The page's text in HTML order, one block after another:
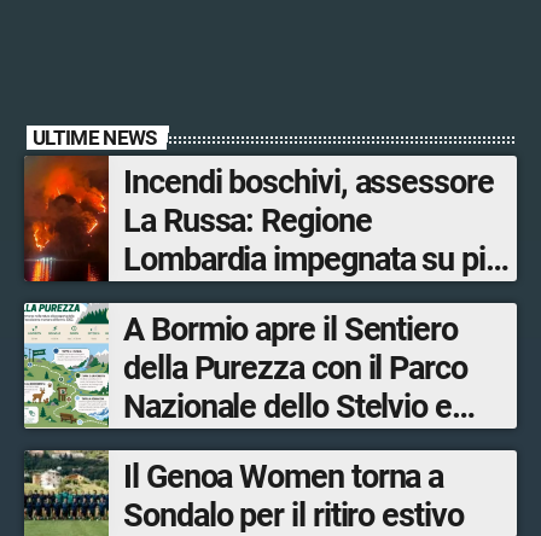
ULTIME NEWS
Incendi boschivi, assessore
La Russa: Regione
Lombardia impegnata su più
fronti, 48 volontari coinvolti
tra le province di Lecco,
Sondrio, Milano e Como
A Bormio apre il Sentiero
della Purezza con il Parco
Nazionale dello Stelvio e
Bormio Tourism
Il Genoa Women torna a
Sondalo per il ritiro estivo